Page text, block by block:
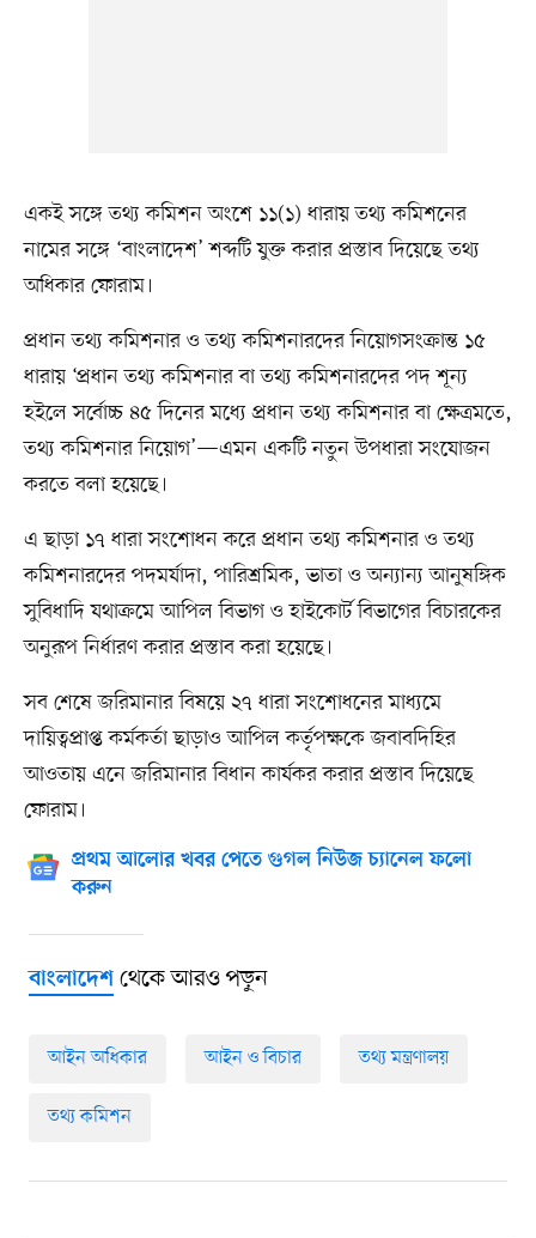
একই সঙ্গে তথ্য কমিশন অংশে ১১(১) ধারায় তথ্য কমিশনের
নামের সঙ্গে ‘বাংলাদেশ’ শব্দটি যুক্ত করার প্রস্তাব দিয়েছে তথ্য
অধিকার ফোরাম।
প্রধান তথ্য কমিশনার ও তথ্য কমিশনারদের নিয়োগসংক্রান্ত ১৫
ধারায় ‘প্রধান তথ্য কমিশনার বা তথ্য কমিশনারদের পদ শূন্য
হইলে সর্বোচ্চ ৪৫ দিনের মধ্যে প্রধান তথ্য কমিশনার বা ক্ষেত্রমতে,
তথ্য কমিশনার নিয়োগ’—এমন একটি নতুন উপধারা সংযোজন
করতে বলা হয়েছে।
এ ছাড়া ১৭ ধারা সংশোধন করে প্রধান তথ্য কমিশনার ও তথ্য
কমিশনারদের পদমর্যাদা, পারিশ্রমিক, ভাতা ও অন্যান্য আনুষঙ্গিক
সুবিধাদি যথাক্রমে আপিল বিভাগ ও হাইকোর্ট বিভাগের বিচারকের
অনুরূপ নির্ধারণ করার প্রস্তাব করা হয়েছে।
সব শেষে জরিমানার বিষয়ে ২৭ ধারা সংশোধনের মাধ্যমে
দায়িত্বপ্রাপ্ত কর্মকর্তা ছাড়াও আপিল কর্তৃপক্ষকে জবাবদিহির
আওতায় এনে জরিমানার বিধান কার্যকর করার প্রস্তাব দিয়েছে
ফোরাম।
প্রথম আলোর খবর পেতে গুগল নিউজ চ্যানেল ফলো
করুন
বাংলাদেশথেকে আরও পড়ুন
আইন অধিকার আইন ও বিচার তথ্য মন্ত্রণালয়
তথ্য কমিশন